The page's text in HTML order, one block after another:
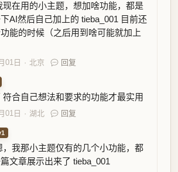
现在用的小主题，想加啥功能，都是
AI然后自己加上的 tieba_001 目前还
能的时候（之后用到啥可能就加上
01日 北京 回复
符合自己想法和要求的功能才最实用
01日 湖北 回复
，我那小主题仅有的几个小功能，都
文章展示出来了 tieba_001